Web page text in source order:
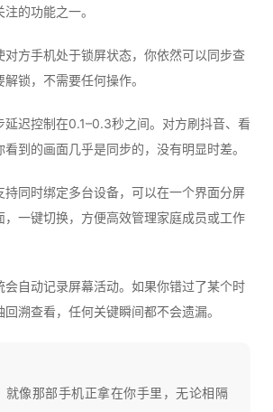
的功能之一。
对方手机处于锁屏状态，你依然可以同步查
锁，不需要任何操作。
延迟控制在0.1–0.3秒之间。对方刷抖音、看
到的画面几乎是同步的，没有明显时差。
持同时绑定多台设备，可以在一个界面分屏
，一键切换，方便高效管理家庭成员或工作
会自动记录屏幕活动。如果你错过了某个时
溯查看，任何关键瞬间都不会遗漏。
就像那部手机正拿在你手里，无论相隔